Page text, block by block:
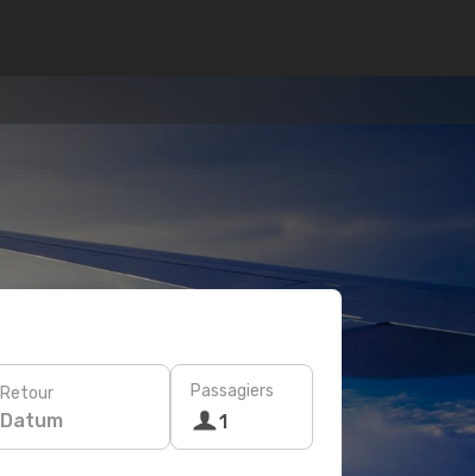
Retour
Datum
Passagiers
1